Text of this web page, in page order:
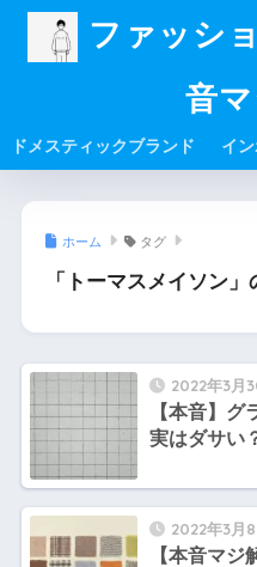
ファッシ
音
ドメスティックブランド イ
ホーム タグ
「トーマスメイソン
2022年3月
【本音】グ
実はダサい
2022年3月8
【本音マ